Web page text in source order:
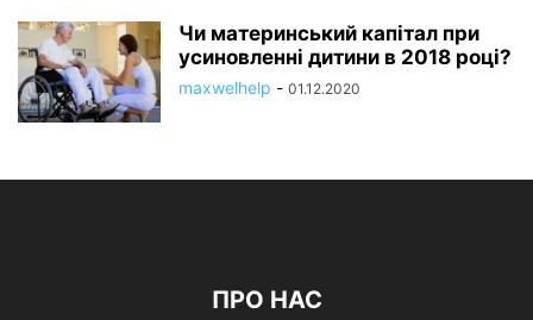
Чи материнський капітал при
усиновленні дитини в 2018 році?
maxwelhelp - 01.12.2020
ПРО НАС